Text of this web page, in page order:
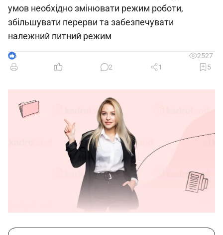
умов необхідно змінювати режим роботи,
збільшувати перерви та забезпечувати
належний питний режим
6
2527
2
1 5